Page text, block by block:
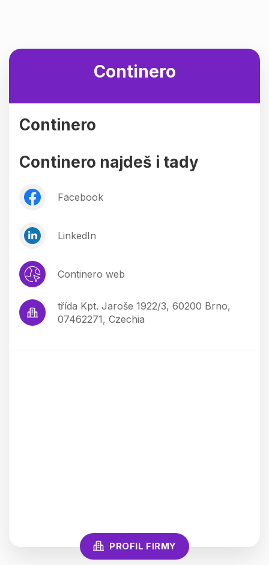
Continero
Continero
Continero najdeš i tady
Facebook
LinkedIn
Continero web
třída Kpt. Jaroše 1922/3, 60200 Brno,
07462271, Czechia
PROFIL FIRMY